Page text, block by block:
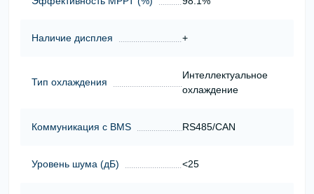
Наличие дисплея +
Тип охлаждения
Интеллектуальное
охлаждение
Коммуникация с BMS RS485/CAN
Уровень шума (дБ) <25